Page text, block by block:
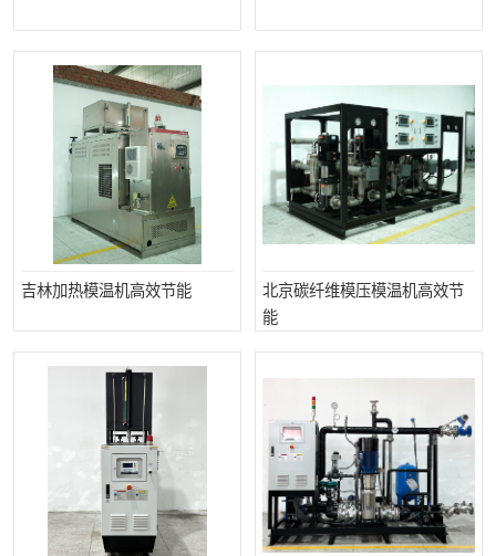
吉林加热模温机高效节能
北京碳纤维模压模温机高效节
能